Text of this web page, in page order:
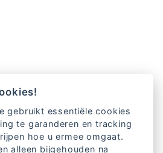
gebruikt essentiële cookies
te garanderen en tracking
hoe u ermee omgaat.
alleen bijgehouden na